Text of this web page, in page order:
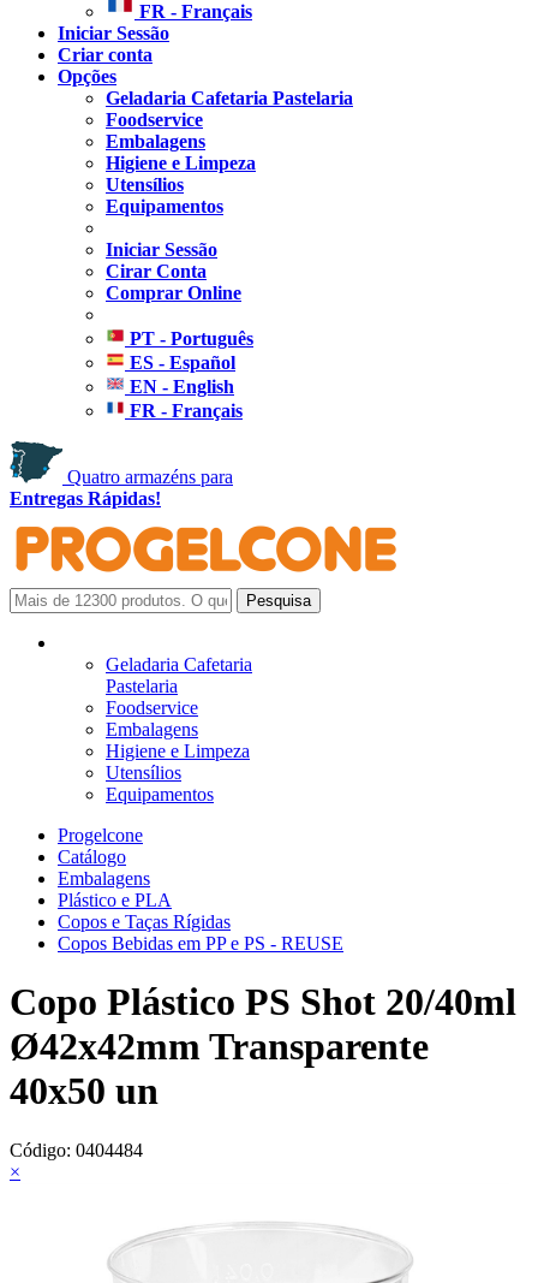
FR - Français
Iniciar Sessão
Criar conta
Opções
Geladaria Cafetaria Pastelaria
Foodservice
Embalagens
Higiene e Limpeza
Utensílios
Equipamentos
Iniciar Sessão
Cirar Conta
Comprar Online
PT - Português
ES - Español
EN - English
FR - Français
Quatro armazéns para
Entregas Rápidas!
Geladaria Cafetaria
Pastelaria
Foodservice
Embalagens
Higiene e Limpeza
Utensílios
Equipamentos
Progelcone
Catálogo
Embalagens
Plástico e PLA
Copos e Taças Rígidas
Copos Bebidas em PP e PS - REUSE
Copo Plástico PS Shot 20/40ml
Ø42x42mm Transparente
40x50 un
Código: 0404484
×